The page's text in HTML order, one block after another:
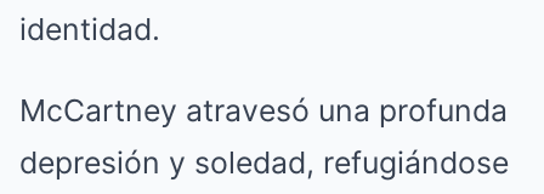
identidad.
McCartney atravesó una profunda
depresión y soledad, refugiándose